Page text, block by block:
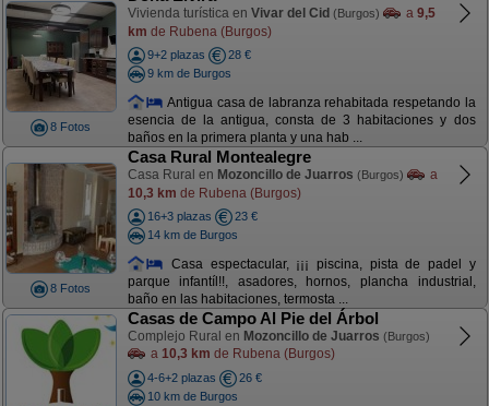
8 Fotos
Vivienda turística en Vivar del Cid (Burgos) a 9,5
km de Rubena (Burgos)
9+2 plazas
28 €
9 km de Burgos
Antigua casa de labranza rehabitada respetando la
esencia de la antigua, consta de 3 habitaciones y dos
baños en la primera planta y una hab ...
8 Fotos
Casa Rural Montealegre
Casa Rural en Mozoncillo de Juarros (Burgos)
a
10,3 km de Rubena (Burgos)
16+3 plazas
23 €
14 km de Burgos
Casa espectacular, ¡¡¡ piscina, pista de padel y
parque infantíl!!, asadores, hornos, plancha industrial,
baño en las habitaciones, termosta ...
Casas de Campo Al Pie del Árbol
Complejo Rural en Mozoncillo de Juarros (Burgos)
a 10,3 km de Rubena (Burgos)
4-6+2 plazas
26 €
10 km de Burgos